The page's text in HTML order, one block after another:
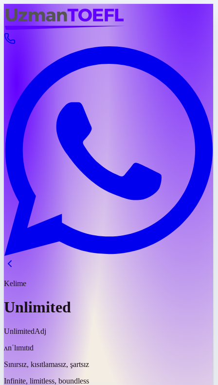
Kelime
Unlimited
UnlimitedAdj
ʌnˈlɪmɪtɪd
Sınırsız, kısıtlamasız, şartsız
Infinite, limitless, boundless